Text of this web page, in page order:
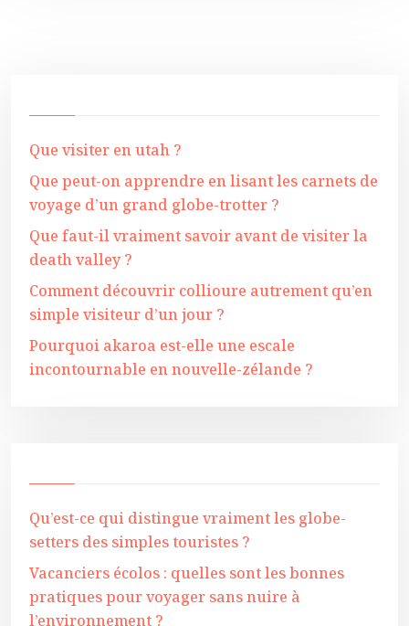
Que visiter en utah ?
Que peut-on apprendre en lisant les carnets de
voyage d’un grand globe-trotter ?
Que faut-il vraiment savoir avant de visiter la
death valley ?
Comment découvrir collioure autrement qu’en
simple visiteur d’un jour ?
Pourquoi akaroa est-elle une escale
incontournable en nouvelle-zélande ?
Qu’est-ce qui distingue vraiment les globe-
setters des simples touristes ?
Vacanciers écolos : quelles sont les bonnes
pratiques pour voyager sans nuire à
l’environnement ?